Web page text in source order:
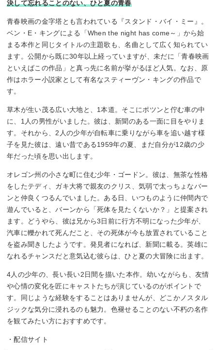
決して忘れることのない、ひと夏の青春
青春映画の金字塔とも言われている『スタンド・バイ・ミー』。
ベン・E・キングによる「When the night has come～」から始
まる本作と同じタイトルの主題歌も、名曲として広く知られてい
ます。公開から既に30年以上経っていますが、未だに「青春映画
といえばこの作品」と真っ先に名前が挙がるほど人気。なお、原
作はホラー小説家として有名なスティーヴン・キングの作品で
す。
草木が生い茂る広い大地と、1本道。そこにポツンと佇む車の中
に、1人の男性がいました。彼は、新聞のある一面に目をやりま
す。それから、2人の少年が自転車に乗りながら車を追い越す様
子を見た彼は、遠い昔である1959年の夏、まだ自分が12歳の少
年だった頃を思い出します。
オレゴン州の小さな町に住む少年・ゴードン。彼は、無茶な性格
をしたテディ、ガキ大将で親友のクリス、気弱で太っちょなバー
ンと仲良くつるんでいました。ある日、いつものように仲間内で
遊んでいると、バーンから「死体を見たくないか？」と提案され
ます。どうやら、彼は兄から3日前に行方不明になった少年が、
汽車に轢かれて死んだこと、その死体が今も放置されていること
を盗み聞きしたようです。発見者になれば、新聞に載る。英雄に
なれるチャンスだと意気込む彼らは、ひと夏の大冒険に出ます。
4人の少年の、長い長い2日間を描いた本作。幼いながらも、友情
や心情の変化を匠にキャストたちが演じているのがポイントで
す。同じような経験をすることはありませんが、どこかノスタル
ジックな気分に浸れるのも魅力。色褪せることのない不朽の名作
を観てみたい方におすすめです。
・配信サイト